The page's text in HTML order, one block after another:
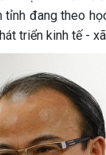
đang theo
triển kinh tế -